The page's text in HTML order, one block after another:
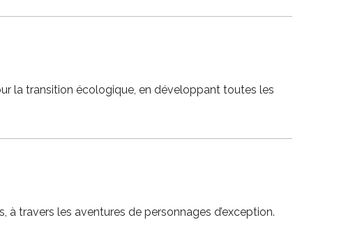
la transition écologique, en développant toutes les
à travers les aventures de personnages d’exception.